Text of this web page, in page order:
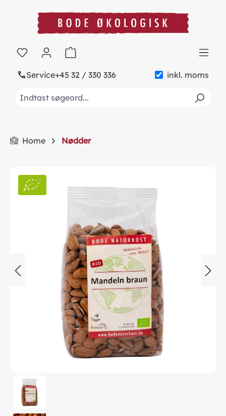
content
Service+45 32 / 330 336 inkl. moms
Shopping cart contains 0 items. The cart
Home Nødder
Skip image gallery